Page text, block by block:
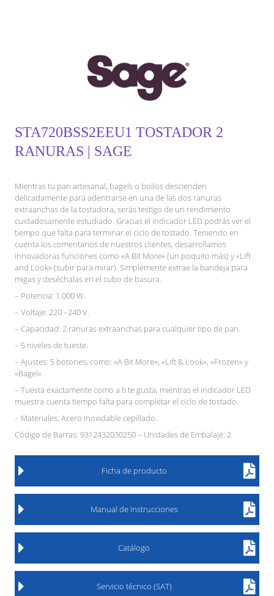
STA720BSS2EEU1 TOSTADOR 2
RANURAS | SAGE
Mientras tu pan artesanal, bagels o bollos descienden
delicadamente para adentrarse en una de las dos ranuras
extraanchas de la tostadora, serás testigo de un rendimiento
cuidadosamente estudiado. Gracias el indicador LED podrás ver el
tiempo que falta para terminar el ciclo de tostado. Teniendo en
cuenta los comentarios de nuestros clientes, desarrollamos
innovadoras funciones como «A Bit More» (un poquito más) y «Lift
and Look» (subir para mirar). Simplemente extrae la bandeja para
migas y deséchalas en el cubo de basura.
– Potencia: 1.000 W.
– Voltaje: 220 –240 V.
– Capacidad: 2 ranuras extraanchas para cualquier tipo de pan.
– 5 niveles de tueste.
– Ajustes: 5 botones, como: «A Bit More», «Lift & Look», «Frozen» y
«Bagel».
– Tuesta exactamente como a ti te gusta, mientras el indicador LED
muestra cuenta tiempo falta para completar el ciclo de tostado.
– Materiales: Acero inoxidable cepillado.
Código de Barras: 9312432030250 – Unidades de Embalaje: 2
Ficha de producto
Manual de instrucciones
Catálogo
Servicio técnico (SAT)